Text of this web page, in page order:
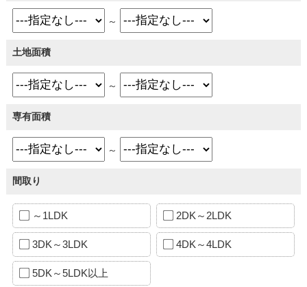
～
土地面積
～
専有面積
～
間取り
～1LDK 2DK～2LDK
3DK～3LDK 4DK～4LDK
5DK～5LDK以上